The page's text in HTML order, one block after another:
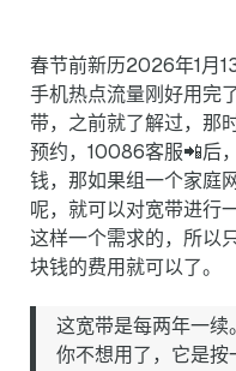
春节前新历2026年1月
手机热点流量刚好用完
带，之前就了解过，那
预约，10086客服📲后
钱，那如果组一个家庭
呢，就可以对宽带进行
这样一个需求的，所以
块钱的费用就可以了。
这宽带是每两年一
你不想用了，它是